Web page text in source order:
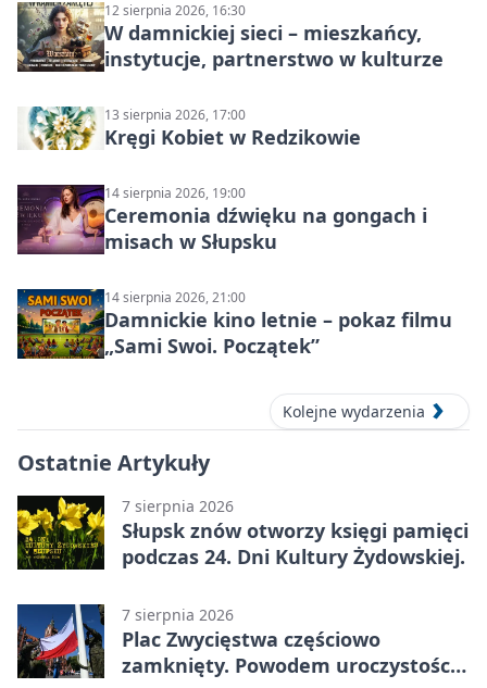
12 sierpnia 2026, 16:30
W damnickiej sieci – mieszkańcy,
instytucje, partnerstwo w kulturze
13 sierpnia 2026, 17:00
Kręgi Kobiet w Redzikowie
14 sierpnia 2026, 19:00
Ceremonia dźwięku na gongach i
misach w Słupsku
14 sierpnia 2026, 21:00
Damnickie kino letnie – pokaz filmu
„Sami Swoi. Początek”
Kolejne wydarzenia
Ostatnie Artykuły
7 sierpnia 2026
Słupsk znów otworzy księgi pamięci
podczas 24. Dni Kultury Żydowskiej.
7 sierpnia 2026
Plac Zwycięstwa częściowo
zamknięty. Powodem uroczystości